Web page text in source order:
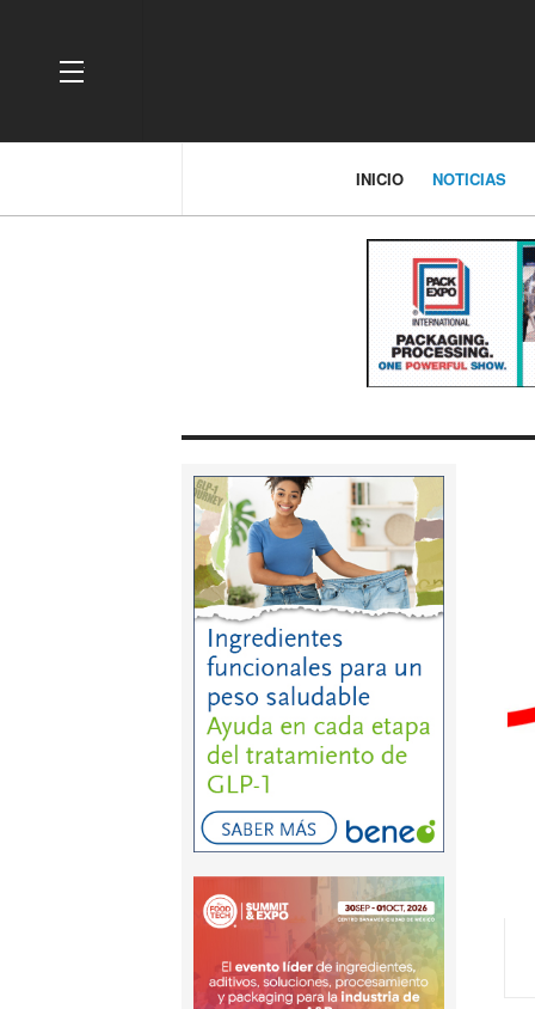
OFF CANVAS
INICIO NOTICIAS